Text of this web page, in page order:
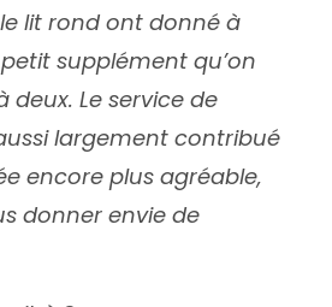
lit rond ont donné à
supplément qu’on
deux. Le service de
largement contribué
encore plus agréable,
donner envie de